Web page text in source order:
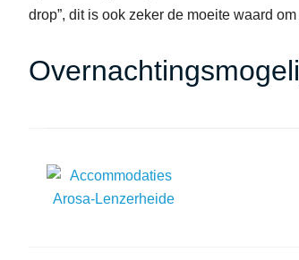
drop”, dit is ook zeker de moeite waard